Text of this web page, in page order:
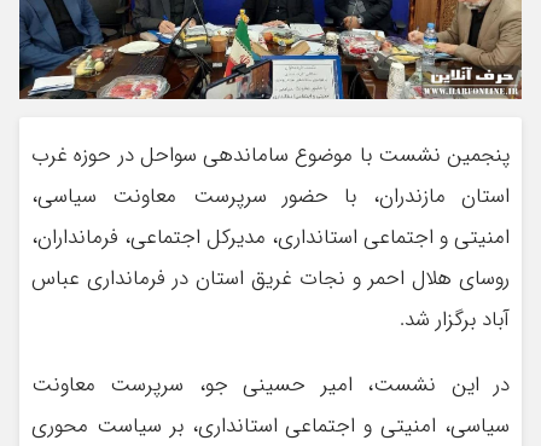
پنجمین نشست با موضوع ساماندهی سواحل در حوزه غرب
استان مازندران، با حضور سرپرست معاونت سیاسی،
امنیتی و اجتماعی استانداری، مدیرکل اجتماعی، فرمانداران،
روسای هلال احمر و نجات غریق استان در فرمانداری عباس
آباد برگزار شد. ‎
در این نشست، امیر حسینی جو، سرپرست معاونت
سیاسی، امنیتی و اجتماعی استانداری، بر سیاست محوری